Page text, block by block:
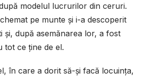
modelul lucrurilor din ceruri.
pe munte și i-a descoperit
și, după asemănarea lor, a fost
ce ține de el.
în care a dorit să-și facă locuința,